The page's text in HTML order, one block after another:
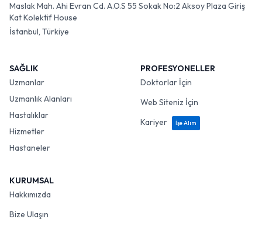
Maslak Mah. Ahi Evran Cd. A.O.S 55 Sokak No:2 Aksoy Plaza Giriş
Kat Kolektif House
İstanbul, Türkiye
SAĞLIK
Uzmanlar
Uzmanlık Alanları
Hastalıklar
Hizmetler
Hastaneler
PROFESYONELLER
Doktorlar İçin
Web Siteniz İçin
Kariyer
İşe Alım
KURUMSAL
Hakkımızda
Bize Ulaşın